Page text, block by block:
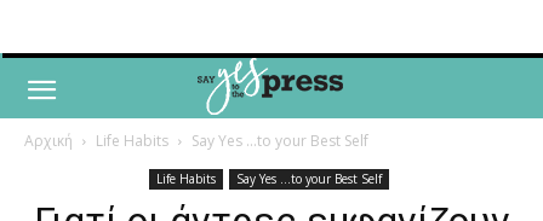
Αρχική Life Habits Say Yes ...to your Best Self
Life Habits Say Yes ...to your Best Self